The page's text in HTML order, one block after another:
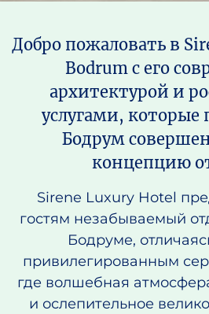
Добро пожаловать в
Bodrum с его
архитектурой и
услугами, которые
Бодрум
концепцию
Sirene Luxury Hotel
гостям незабываемый
Бодруме,
привилегированным
где волшебная
и ослепительное